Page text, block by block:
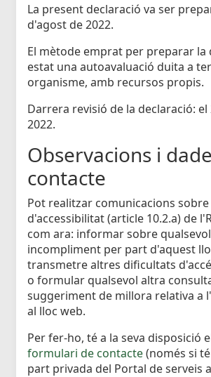
La present declaració va ser
d'agost de 2022.
El mètode emprat per preparar la
estat una autoavaluació duita a
organisme, amb recursos propis.
Darrera revisió de la declaració:
2022.
Observacions i
contacte
Pot realitzar comunicacions
d'accessibilitat (article 10.2.a) de
com ara: informar sobre
incompliment per part d'aquest
transmetre altres dificultats
o formular qualsevol altra
suggeriment de millora relativa a
al lloc web.
Per fer-ho, té a la seva disposició
formulari de contacte(només si
part privada del Portal de serveis